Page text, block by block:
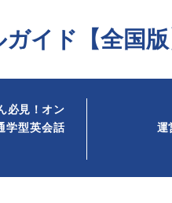
イド【全国版
必見！オン
学型英会話
運